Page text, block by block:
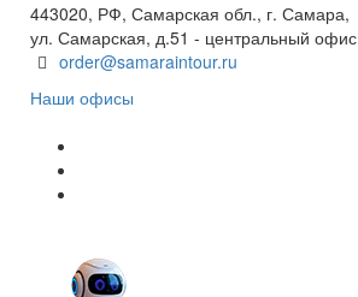
443020, РФ, Самарская обл., г. Самара,
ул. Самарская, д.51 - центральный офис
order@samaraintour.ru
Наши офисы